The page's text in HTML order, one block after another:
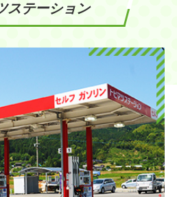
ステーション